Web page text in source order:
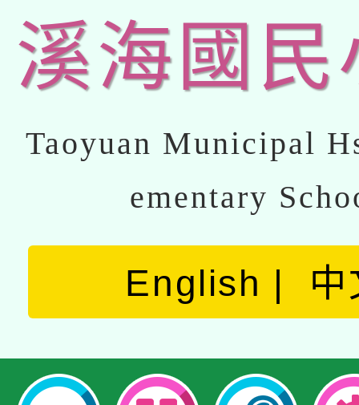
溪海國民
Taoyuan Municipal
ementary
English 中